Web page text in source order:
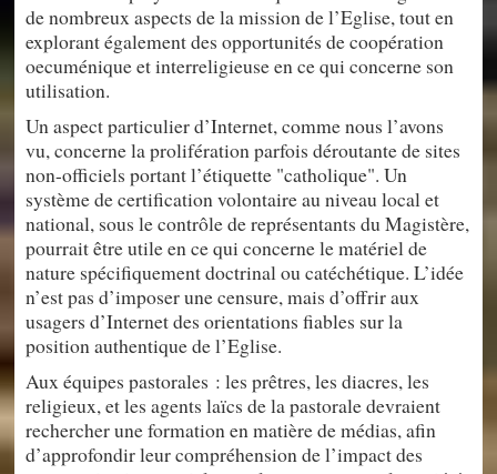
de nombreux aspects de la mission de l’Eglise, tout en
explorant également des opportunités de coopération
oecuménique et interreligieuse en ce qui concerne son
utilisation.
Un aspect particulier d’Internet, comme nous l’avons
vu, concerne la prolifération parfois déroutante de sites
non-officiels portant l’étiquette "catholique". Un
système de certification volontaire au niveau local et
national, sous le contrôle de représentants du Magistère,
pourrait être utile en ce qui concerne le matériel de
nature spécifiquement doctrinal ou catéchétique. L’idée
n’est pas d’imposer une censure, mais d’offrir aux
usagers d’Internet des orientations fiables sur la
position authentique de l’Eglise.
Aux équipes pastorales : les prêtres, les diacres, les
religieux, et les agents laïcs de la pastorale devraient
rechercher une formation en matière de médias, afin
d’approfondir leur compréhension de l’impact des